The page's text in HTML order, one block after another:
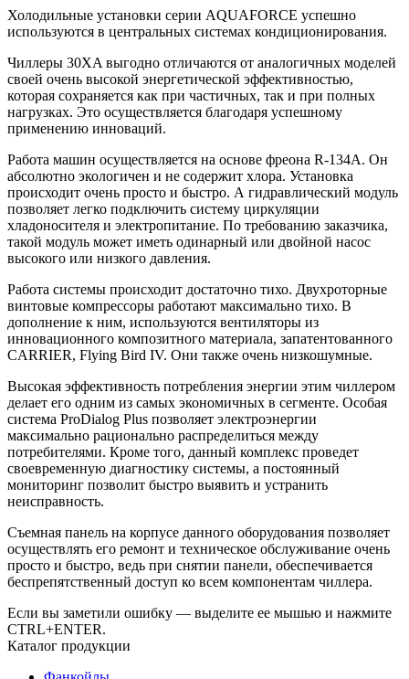
Холодильные установки серии AQUAFORCE успешно
используются в центральных системах кондиционирования.
Чиллеры 30XA выгодно отличаются от аналогичных моделей
своей очень высокой энергетической эффективностью,
которая сохраняется как при частичных, так и при полных
нагрузках. Это осуществляется благодаря успешному
применению инноваций.
Работа машин осуществляется на основе фреона R-134A. Он
абсолютно экологичен и не содержит хлора. Установка
происходит очень просто и быстро. А гидравлический модуль
позволяет легко подключить систему циркуляции
хладоносителя и электропитание. По требованию заказчика,
такой модуль может иметь одинарный или двойной насос
высокого или низкого давления.
Работа системы происходит достаточно тихо. Двухроторные
винтовые компрессоры работают максимально тихо. В
дополнение к ним, используются вентиляторы из
инновационного композитного материала, запатентованного
CARRIER, Flying Bird IV. Они также очень низкошумные.
Высокая эффективность потребления энергии этим чиллером
делает его одним из самых экономичных в сегменте. Особая
система ProDialog Plus позволяет электроэнергии
максимально рационально распределиться между
потребителями. Кроме того, данный комплекс проведет
своевременную диагностику системы, а постоянный
мониторинг позволит быстро выявить и устранить
неисправность.
Съемная панель на корпусе данного оборудования позволяет
осуществлять его ремонт и техническое обслуживание очень
просто и быстро, ведь при снятии панели, обеспечивается
беспрепятственный доступ ко всем компонентам чиллера.
Если вы заметили ошибку — выделите ее мышью и нажмите
CTRL+ENTER.
Каталог продукции